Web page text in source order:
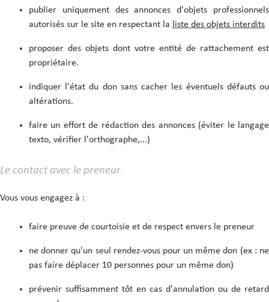
publier uniquement des annonces d'objets professionnels
autorisés sur le site en respectant la
liste des objets interdits
proposer des objets dont votre entité de rattachement est
propriétaire.
indiquer l'état du don sans cacher les éventuels défauts ou
altérations.
faire un effort de rédaction des annonces (éviter le langage
texto, vérifier l'orthographe,...)
Le contact avec le preneur
Vous vous engagez à :
faire preuve de courtoisie et de respect envers le preneur
ne donner qu'un seul rendez-vous pour un même don (ex : ne
pas faire déplacer 10 personnes pour un même don)
prévenir suffisamment tôt en cas d'annulation ou de retard